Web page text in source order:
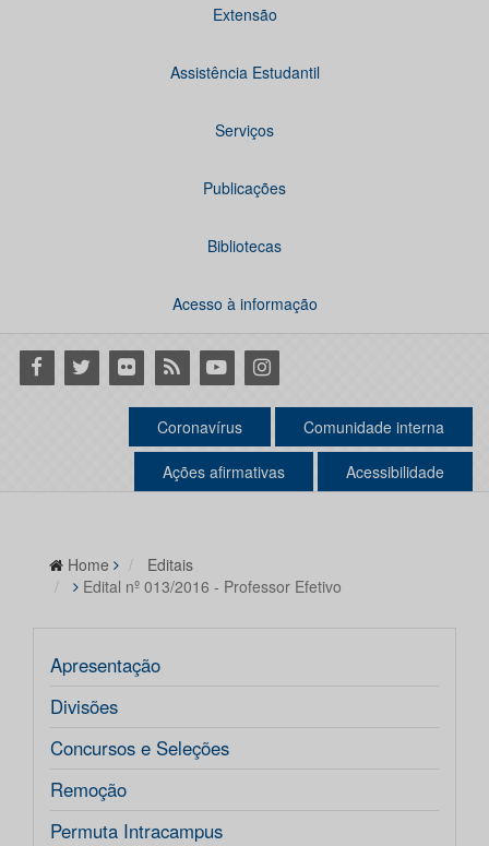
Extensão
Assistência Estudantil
Serviços
Publicações
Bibliotecas
Acesso à informação
Facebook
Twitter Flickr RSS YoutubeInstagram
Coronavírus Comunidade interna
Ações afirmativas Acessibilidade
Home
Editais
Edital nº 013/2016 - Professor Efetivo
Apresentação
Divisões
Concursos e Seleções
Remoção
Permuta Intracampus